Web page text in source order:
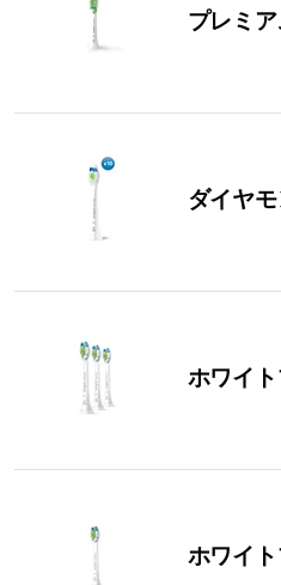
プレミ
ダイヤ
ホワイ
ホワイ